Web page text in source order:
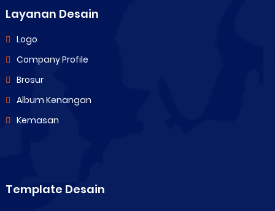
Layanan Desain
Logo
Company Profile
Brosur
Album Kenangan
Kemasan
Template Desain